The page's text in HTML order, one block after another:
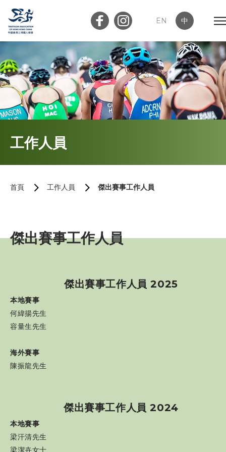
EN 中
會員登入 屬會登入
首頁
賽事資訊
傑出賽事工作人員
工作人員
首頁 工作人員 傑出賽事工作人員
傑出賽事工作人員
傑出賽事工作人員 2025
本地賽事
何緯揚先生
容量生先生
海外賽事
陳振龍先生
傑出賽事工作人員 2024
本地賽事
梁汗清先生
梁潔卉女士